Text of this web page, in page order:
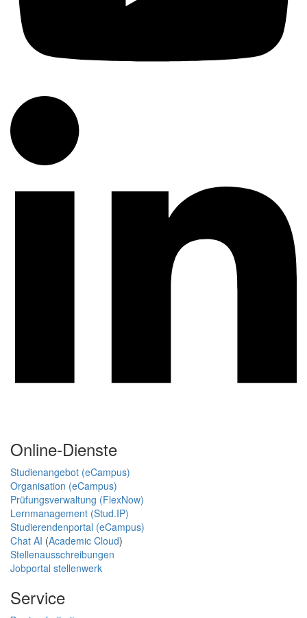
Online-Dienste
Studienangebot (eCampus)
Organisation (eCampus)
Prüfungsverwaltung (FlexNow)
Lernmanagement (Stud.IP)
Studierendenportal (eCampus)
Chat AI (Academic Cloud)
Stellenausschreibungen
Jobportal stellenwerk
Service